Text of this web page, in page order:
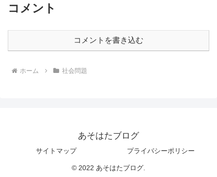
コメント
コメントを書き込む
ホーム 社会問題
あそはたブログ
サイトマップ プライバシーポリシー
© 2022 あそはたブログ.